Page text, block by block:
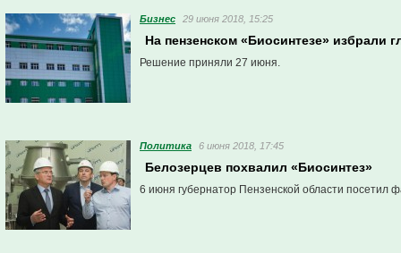
Бизнес 29 июня 2018, 15:25
На пензенском «Биосинтезе» избрали
Решение приняли 27 июня.
Политика 6 июня 2018, 17:45
Белозерцев похвалил «Биосинтез»
6 июня губернатор Пензенской области посетил